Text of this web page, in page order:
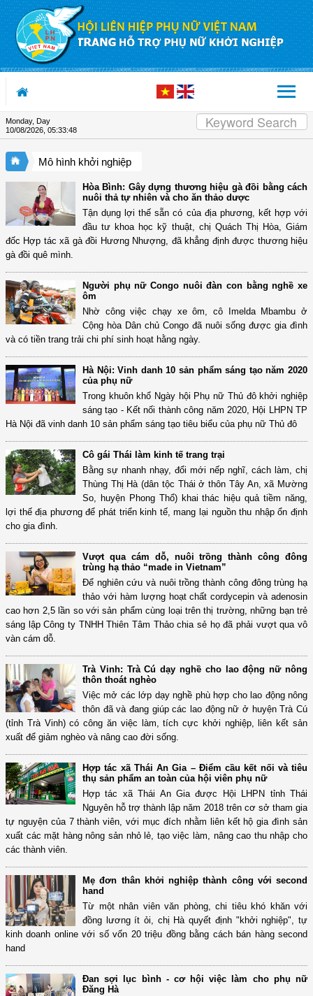
Skip to Content
Monday, Day
10/08/2026 05:33:49
Mô hình khởi nghiệp
Hòa Bình: Gây dựng thương hiệu gà đồi bằng cách
nuôi thả tự nhiên và cho ăn thảo dược
Tận dụng lợi thế sẵn có của địa phương, kết hợp với
đầu tư khoa học kỹ thuật, chị Quách Thị Hòa, Giám
đốc Hợp tác xã gà đồi Hương Nhượng, đã khẳng định được thương hiệu
gà đồi quê mình.
Người phụ nữ Congo nuôi đàn con bằng nghề xe
ôm
Nhờ công việc chạy xe ôm, cô Imelda Mbambu ở
Cộng hòa Dân chủ Congo đã nuôi sống được gia đình
và có tiền trang trải chi phí sinh hoạt hằng ngày.
Hà Nội: Vinh danh 10 sản phẩm sáng tạo năm 2020
của phụ nữ
Trong khuôn khổ Ngày hội Phụ nữ Thủ đô khởi nghiệp
sáng tạo - Kết nối thành công năm 2020, Hội LHPN TP
Hà Nội đã vinh danh 10 sản phẩm sáng tạo tiêu biểu của phụ nữ Thủ đô
Cô gái Thái làm kinh tế trang trại
Bằng sự nhanh nhạy, đổi mới nếp nghĩ, cách làm, chị
Thùng Thị Hà (dân tộc Thái ở thôn Tây An, xã Mường
So, huyện Phong Thổ) khai thác hiệu quả tiềm năng,
lợi thế địa phương để phát triển kinh tế, mang lại nguồn thu nhập ổn định
cho gia đình.
Vượt qua cám dỗ, nuôi trồng thành công đông
trùng hạ thảo “made in Vietnam”
Để nghiên cứu và nuôi trồng thành công đông trùng hạ
thảo với hàm lượng hoạt chất cordycepin và adenosin
cao hơn 2,5 lần so với sản phẩm cùng loại trên thị trường, những bạn trẻ
sáng lập Công ty TNHH Thiên Tâm Thảo chia sẻ họ đã phải vượt qua vô
vàn cám dỗ.
Trà Vinh: Trà Cú dạy nghề cho lao động nữ nông
thôn thoát nghèo
Việc mở các lớp dạy nghề phù hợp cho lao động nông
thôn đã và đang giúp các lao động nữ ở huyện Trà Cú
(tỉnh Trà Vinh) có công ăn việc làm, tích cực khởi nghiệp, liên kết sản
xuất để giảm nghèo và nâng cao đời sống.
Hợp tác xã Thái An Gia – Điểm cầu kết nối và tiêu
thụ sản phẩm an toàn của hội viên phụ nữ
Hợp tác xã Thái An Gia được Hội LHPN tỉnh Thái
Nguyên hỗ trợ thành lập năm 2018 trên cơ sở tham gia
tự nguyện của 7 thành viên, với mục đích nhằm liên kết hộ gia đình sản
xuất các mặt hàng nông sản nhỏ lẻ, tạo việc làm, nâng cao thu nhập cho
các thành viên.
Mẹ đơn thân khởi nghiệp thành công với second
hand
Từ một nhân viên văn phòng, chi tiêu khó khăn với
đồng lương ít ỏi, chị Hà quyết định "khởi nghiệp", tự
kinh doanh online với số vốn 20 triệu đồng bằng cách bán hàng second
hand
Đan sợi lục bình - cơ hội việc làm cho phụ nữ
Đăng Hà